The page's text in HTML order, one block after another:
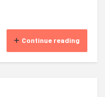
Continue reading